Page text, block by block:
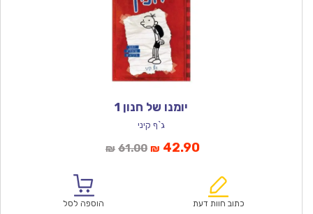
יומנו של חנון 1
ג`ף קיני
₪ 61.00המחיר
₪61.00.
₪ 42.90המחיר
הוא:
כתוב חוות דעת הוספה לסל